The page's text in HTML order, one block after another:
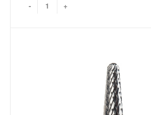
- +